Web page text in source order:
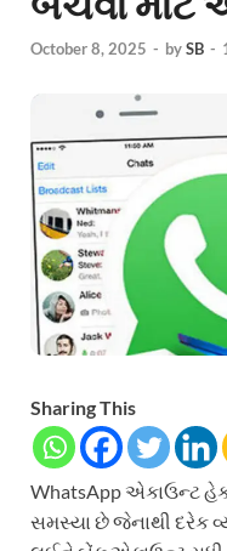
October 8, 2025 - bySB -
Sharing This
WhatsApp એકાઉન્ટ
સમસ્યા છે જેનાથી દરેક